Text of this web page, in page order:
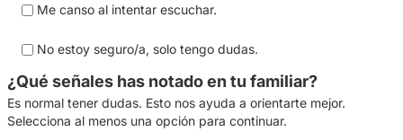
Me canso al intentar escuchar.
No estoy seguro/a, solo tengo dudas.
¿Qué señales has notado en tu familiar?
Es normal tener dudas. Esto nos ayuda a orientarte mejor.
Selecciona al menos una opción para continuar.